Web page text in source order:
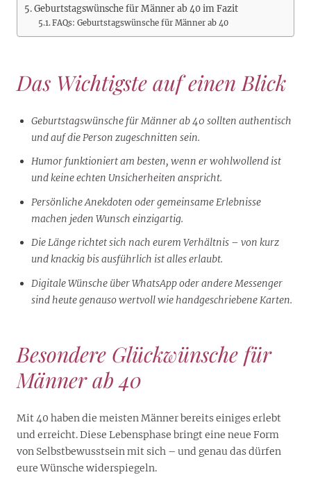
Geburtstagswünsche für Männer ab 40 im Fazit
FAQs: Geburtstagswünsche für Männer ab 40
Das Wichtigste auf einen Blick
Geburtstagswünsche für Männer ab 40 sollten authentisch
und auf die Person zugeschnitten sein.
Humor funktioniert am besten, wenn er wohlwollend ist
und keine echten Unsicherheiten anspricht.
Persönliche Anekdoten oder gemeinsame Erlebnisse
machen jeden Wunsch einzigartig.
Die Länge richtet sich nach eurem Verhältnis – von kurz
und knackig bis ausführlich ist alles erlaubt.
Digitale Wünsche über WhatsApp oder andere Messenger
sind heute genauso wertvoll wie handgeschriebene Karten.
Besondere Glückwünsche für
Männer ab 40
Mit 40 haben die meisten Männer bereits einiges erlebt
und erreicht. Diese Lebensphase bringt eine neue Form
von Selbstbewusstsein mit sich – und genau das dürfen
eure Wünsche widerspiegeln.